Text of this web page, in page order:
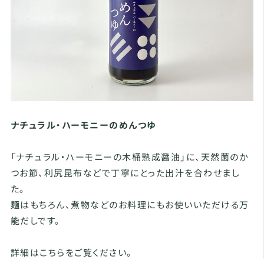
ナチュラル・ハーモニーのめんつゆ
「ナチュラル・ハーモニーの木桶熟成醤油」に、天然菌のか
つお節、利尻昆布などで丁寧にとった出汁を合わせまし
た。
麺はもちろん、煮物などのお料理にもお使いいただける万
能だしです。
詳細はこちらをご覧ください。